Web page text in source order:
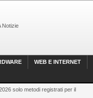
Notizie
WEB E INTERNET
solo metodi registrati per il